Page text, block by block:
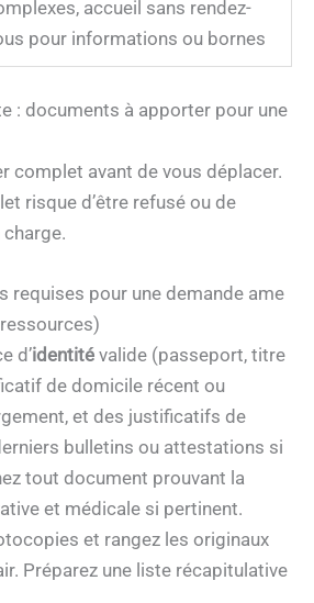
accueil sans rendez-
pour informations ou bornes
: documents à apporter pour une
complet avant de vous déplacer.
risque d’être refusé ou de
requises pour une demande ame
d’identité valide (passeport, titre
de domicile récent ou
et des justificatifs de
bulletins ou attestations si
tout document prouvant la
et médicale si pertinent.
et rangez les originaux
Préparez une liste récapitulative